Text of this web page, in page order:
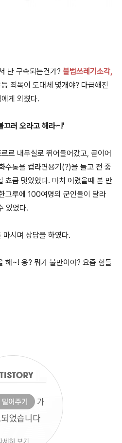
난 구속되는건가? 불법쓰레기소각,
죄목이 도대체 몇개야? 다급해진
게 외쳤다.
끄러 오라고 해라~!'
르 내무실로 뛰어들어갔고, 곧이어
수통을 컵라면용기(?)을 들고 전 중
쵸큼 멋있었다. 마치 어렸을때 본 만
그루에 100여명의 군인들이 달라
있었다.
마시며 상담을 하였다.
해~! 응? 뭐가 불만이야? 요즘 힘들